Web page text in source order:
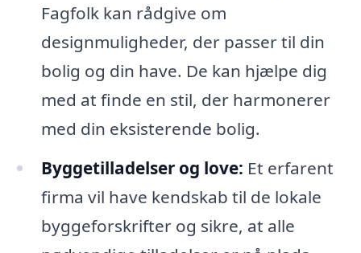
Fagfolk kan rådgive om
designmuligheder, der passer til din
bolig og din have. De kan hjælpe dig
med at finde en stil, der harmonerer
med din eksisterende bolig.
Byggetilladelser og love: Et erfarent
firma vil have kendskab til de lokale
byggeforskrifter og sikre, at alle